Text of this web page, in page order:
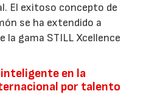
El exitoso concepto de
se ha extendido a
la gama STILL Xcellence
en la
por talento